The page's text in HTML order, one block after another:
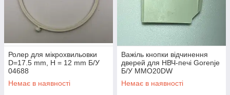
Ролер для мікрохвильовки
D=17.5 mm, H = 12 mm Б/У
04688
Немає в наявності
Важіль кнопки відчинення
дверей для НВЧ-печі Gorenje
Б/У MMO20DW
Немає в наявності